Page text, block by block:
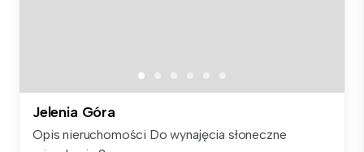
Jelenia Góra
Opis nieruchomości Do wynajęcia słoneczne